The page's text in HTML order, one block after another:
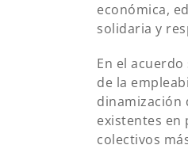
económica,
solidaria y
En el
de la
dinamización
existentes en
colectivos